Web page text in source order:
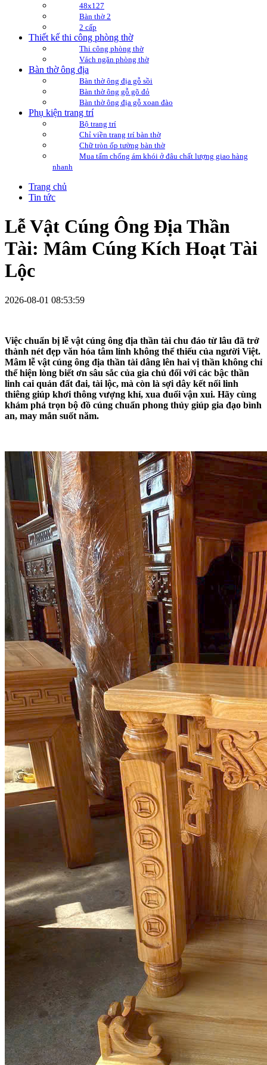
48x127
Bàn thờ 2
2 cấp
Thiết kế thi công phòng thờ
Thi công phòng thờ
Vách ngăn phòng thờ
Bàn thờ ông địa
Bàn thờ ông địa gỗ sồi
Bàn thờ ông gỗ gõ đỏ
Bàn thờ ông địa gỗ xoan đào
Phụ kiện trang trí
Bộ trang trí
Chỉ viền trang trí bàn thờ
Chữ tròn ốp tường bàn thờ
Mua tấm chống ám khói ở đâu chất lượng giao hàng
nhanh
Trang chủ
Tin tức
Lễ Vật Cúng Ông Địa Thần
Tài: Mâm Cúng Kích Hoạt Tài
Lộc
2026-08-01 08:53:59
Việc chuẩn bị lễ vật cúng ông địa thần tài chu đáo từ lâu đã trở
thành nét đẹp văn hóa tâm linh không thể thiếu của người Việt.
Mâm lễ vật cúng ông địa thần tài dâng lên hai vị thần không chỉ
thể hiện lòng biết ơn sâu sắc của gia chủ đối với các bậc thần
linh cai quản đất đai, tài lộc, mà còn là sợi dây kết nối linh
thiêng giúp khơi thông vượng khí, xua đuổi vận xui. Hãy cùng
khám phá trọn bộ đồ cúng chuẩn phong thủy giúp gia đạo bình
an, may mắn suốt năm.